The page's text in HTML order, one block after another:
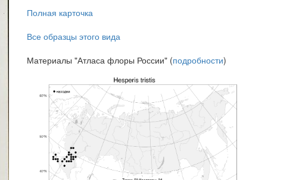
Полная карточка
Все образцы этого вида
Материалы "Атласа флоры России" (подробности)